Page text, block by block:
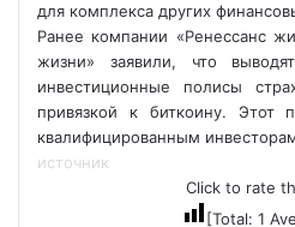
для комплекса других
Ранее компании «Ренессанс
жизни» заявили, что
инвестиционные полисы
привязкой к биткоину. Этот
квалифицированным
источник
Click to rate
[Total: 1